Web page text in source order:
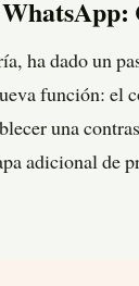
ha dado un
función: el
una
adicional de